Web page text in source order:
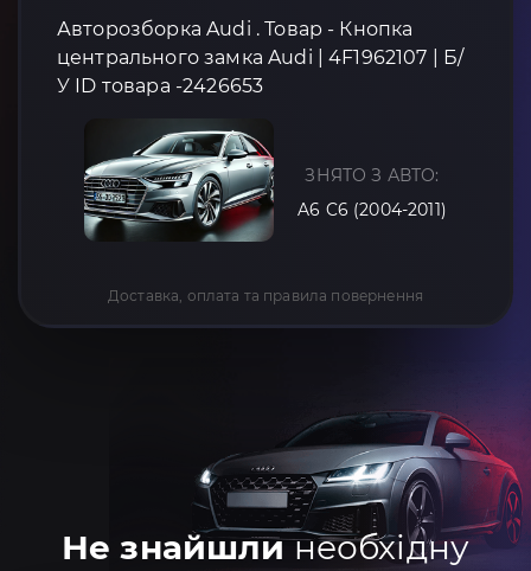
Авторозборка Audi . Товар - Кнопка
центрального замка Audi | 4F1962107 | Б/
У ID товара -2426653
ЗНЯТО З АВТО:
A6 C6 (2004-2011)
Доставка, оплата та правила повернення
Не знайшлинеобхідну